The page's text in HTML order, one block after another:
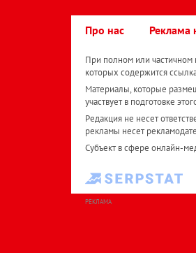
Про нас Реклама
При полном или частичном
которых содержится
Материалы, которые
участвует в подготовке
Редакция не несет
рекламы несет
Субъект в сфере онлайн-
РЕКЛАМА